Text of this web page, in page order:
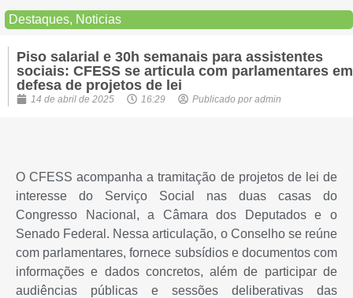
Destaques, Noticias
Piso salarial e 30h semanais para assistentes
sociais: CFESS se articula com parlamentares em
defesa de projetos de lei
14 de abril de 2025 16:29 Publicado poradmin
O CFESS acompanha a tramitação de projetos de lei de
interesse do Serviço Social nas duas casas do
Congresso Nacional, a Câmara dos Deputados e o
Senado Federal. Nessa articulação, o Conselho se reúne
com parlamentares, fornece subsídios e documentos com
informações e dados concretos, além de participar de
audiências públicas e sessões deliberativas das